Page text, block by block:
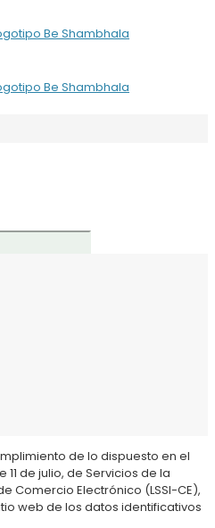
de lo dispuesto en el
11 de julio, de Servicios de la
Comercio Electrónico (LSSI-CE),
web de los datos identificativos